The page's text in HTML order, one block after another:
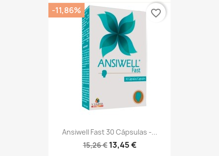
Ansiwell Fast 30 Cápsulas -...
15,26 € 13,45 €
-11,86% favorite_border